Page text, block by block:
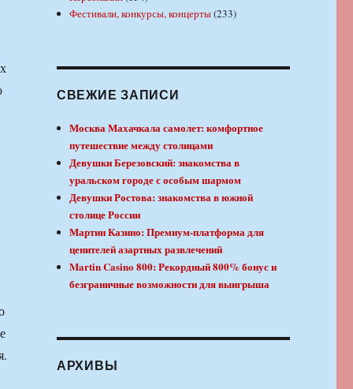
Фестивали, конкурсы, концерты(233)
СВЕЖИЕ ЗАПИСИ
Москва Махачкала самолет: комфортное
путешествие между столицами
Девушки Березовский: знакомства в
уральском городе с особым шармом
Девушки Ростова: знакомства в южной
столице России
Мартин Казино: Премиум-платформа для
ценителей азартных развлечений
Martin Casino 800: Рекордный 800% бонус и
безграничные возможности для выигрыша
АРХИВЫ